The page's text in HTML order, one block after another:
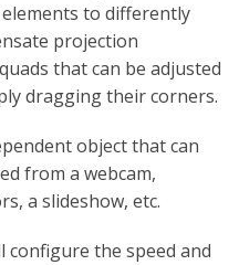
to differently
projection
that can be adjusted
dragging their corners.
object that can
from a webcam,
a slideshow, etc.
configure the speed and